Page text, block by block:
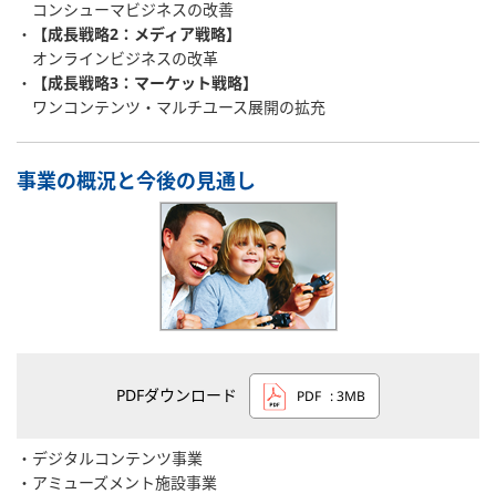
コンシューマビジネスの改善
【成長戦略2：メディア戦略】
オンラインビジネスの改革
【成長戦略3：マーケット戦略】
ワンコンテンツ・マルチユース展開の拡充
事業の概況と今後の見通し
PDFダウンロード PDF : 3MB
デジタルコンテンツ事業
アミューズメント施設事業